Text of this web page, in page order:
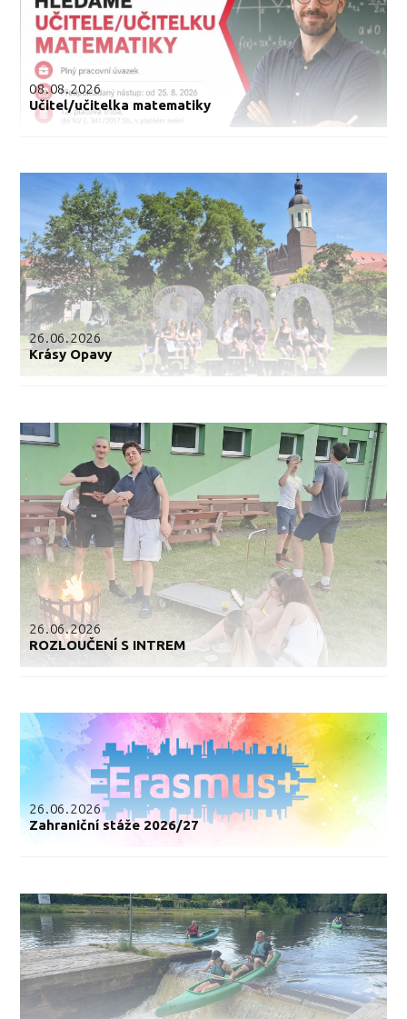
08.08.2026
Učitel/učitelka matematiky
26.06.2026
Krásy Opavy
26.06.2026
ROZLOUČENÍ S INTREM
26.06.2026
Zahraniční stáže 2026/27